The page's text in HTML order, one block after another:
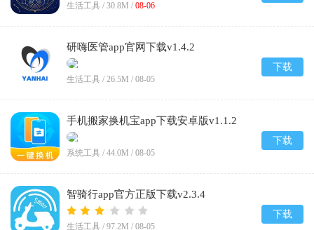
生活工具 / 30.8M / 08-06
研嗨医管app官网下载v1.4.2
生活工具 / 26.5M / 08-05
下载
手机搬家换机宝app下载安卓版v1.1.2
系统工具 / 44.0M / 08-05
下载
智骑行app官方正版下载v2.3.4
生活工具 / 97.2M / 08-05
下载